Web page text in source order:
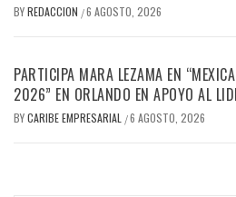
BYREDACCION /6 AGOSTO, 2026
PARTICIPA MARA LEZAMA EN
2026” EN ORLANDO EN APOYO AL
BYCARIBE EMPRESARIAL /6 AGOSTO, 2026